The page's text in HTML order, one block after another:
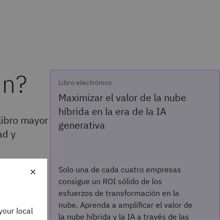
mayor
y
a redes
Libro electrónico
Maximizar el valor de la nube
híbrida en la era de la IA
generativa
Solo una de cada cuatro empresas
consigue un ROI sólido de los
esfuerzos de transformación en la
nube. Aprenda a amplificar el valor de
la nube híbrida y la IA a través de las
×
local